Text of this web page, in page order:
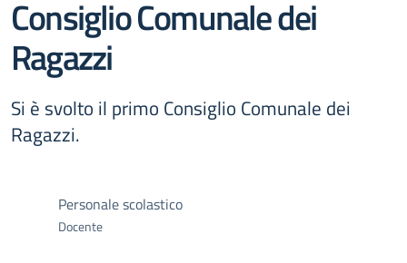
Consiglio Comunale dei
Ragazzi
Si è svolto il primo Consiglio Comunale dei
Ragazzi.
Personale scolastico
Docente